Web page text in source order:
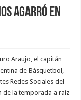
agarró en
Araujo, el capitán
de Básquetbol,
Redes Sociales del
de la temporada a raíz